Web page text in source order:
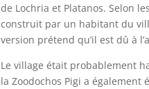
de Lochria et Platanos. Selon
construit par un habitant du
version prétend qu’il est dû à
Le village était probablement
la Zoodochos Pigi a également